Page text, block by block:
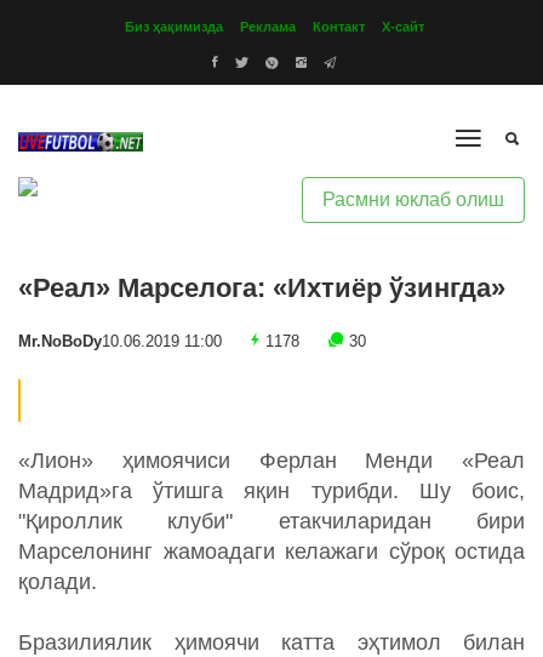
Биз ҳақимизда Реклама Контакт Х-сайт
Расмни юклаб олиш
«Реал» Марселога: «Ихтиёр ўзингда»
Mr.NoBoDy10.06.2019 11:00 1178 30
«Лион» ҳимоячиси Ферлан Менди «Реал
Мадрид»га ўтишга яқин турибди. Шу боис,
"Қироллик клуби" етакчиларидан бири
Марселонинг жамоадаги келажаги сўроқ остида
қолади.
Бразилиялик ҳимоячи катта эҳтимол билан